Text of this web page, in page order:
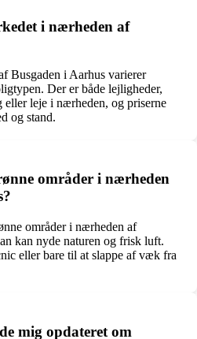
i nærheden af
Busgaden i Aarhus varierer
Der er både lejligheder,
leje i nærheden, og priserne
og stand.
områder i nærheden
områder i nærheden af
kan nyde naturen og frisk luft.
eller bare til at slappe af væk fra
mig opdateret om